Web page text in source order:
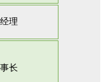
理
长